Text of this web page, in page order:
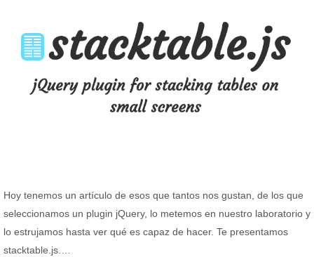
Hoy tenemos un artículo de esos que tantos nos gustan, de los que
seleccionamos un plugin jQuery, lo metemos en nuestro laboratorio y
lo estrujamos hasta ver qué es capaz de hacer. Te presentamos
stacktable.js.…